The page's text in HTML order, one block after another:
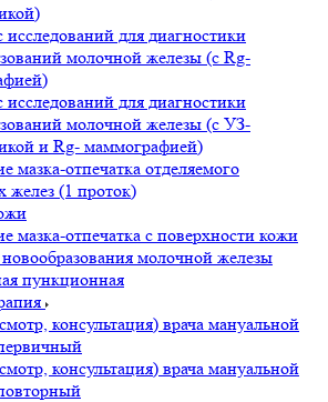
для диагностики
молочной железы (с Rg-
для диагностики
молочной железы (с УЗ-
и Rg- маммографией)
мазка-отпечатка отделяемого
желез (1 проток)
мазка-отпечатка с поверхности кожи
молочной железы
пункционная
консультация) врача мануальной
консультация) врача мануальной